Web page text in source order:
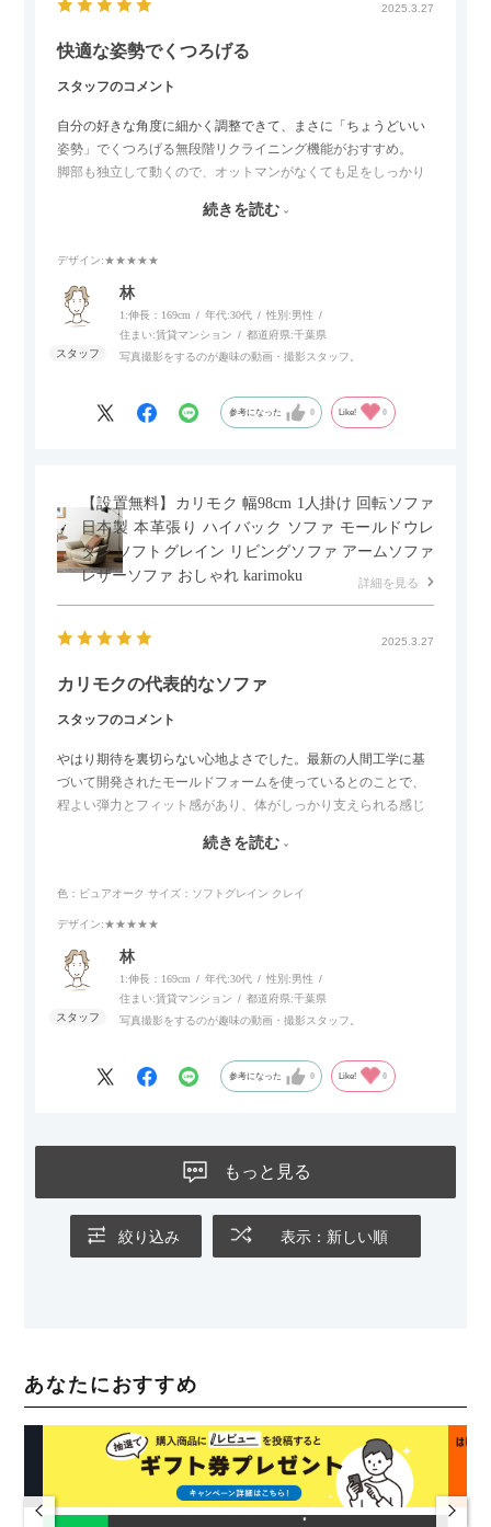
2025.3.27
快適な姿勢でくつろげる
スタッフのコメント
自分の好きな角度に細かく調整できて、まさに「ちょうどいい
姿勢」でくつろげる無段階リクライニング機能がおすすめ。
脚部も独立して動くので、オットマンがなくても足をしっかり
スマホやタブレットを充電しながらリラックスできるのが嬉し
個人的にはコードレス＆充電式なので、コンセントの場所を気
にせず、好きな場所に置けるのが画期的に感じました。
続きを読む
デザイン:★★★★★
林
1:伸長：169cm 年代:30代 性別:男性
住まい:賃貸マンション 都道府県:千葉県
写真撮影をするのが趣味の動画・撮影スタッフ。
参考になった 0 Like! 0
【設置無料】カリモク 幅98cm 1人掛け 回転ソファ
日本製 本革張り ハイバック ソファ モールドウレ
タン ソフトグレイン リビングソファ アームソファ
レザーソファ おしゃれ karimoku
詳細を見る
2025.3.27
カリモクの代表的なソファ
スタッフのコメント
やはり期待を裏切らない心地よさでした。最新の人間工学に基
づいて開発されたモールドフォームを使っているとのことで、
程よい弾力とフィット感があり、体がしっかり支えられる感じ
リラックスタイムによさそうでした。回転タイプなので、個人
す。
続きを読む
色：ピュアオーク サイズ：ソフトグレイン クレイ
デザイン:★★★★★
林
1:伸長：169cm 年代:30代 性別:男性
住まい:賃貸マンション 都道府県:千葉県
写真撮影をするのが趣味の動画・撮影スタッフ。
参考になった 0 Like! 0
もっと見る
絞り込み 表示：新しい順
あなたにおすすめ